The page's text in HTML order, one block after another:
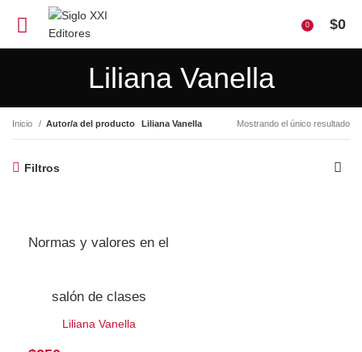
0 $0
Liliana Vanella
Inicio Autor/a del producto Liliana Vanella Mostrando el único resultado
Filtros
Normas y valores en el
salón de clases
Liliana Vanella